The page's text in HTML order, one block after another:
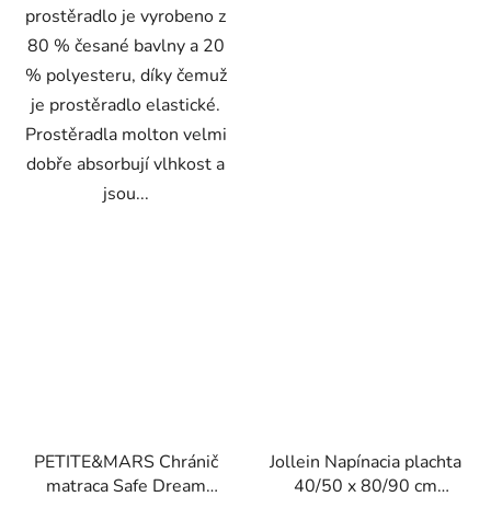
prostěradlo je vyrobeno z
80 % česané bavlny a 20
% polyesteru, díky čemuž
je prostěradlo elastické.
Prostěradla molton velmi
dobře absorbují vlhkost a
jsou...
PETITE&MARS Chránič
matraca Safe Dream
Jollein Napínacia plachta
40/50 x 80/90 cm